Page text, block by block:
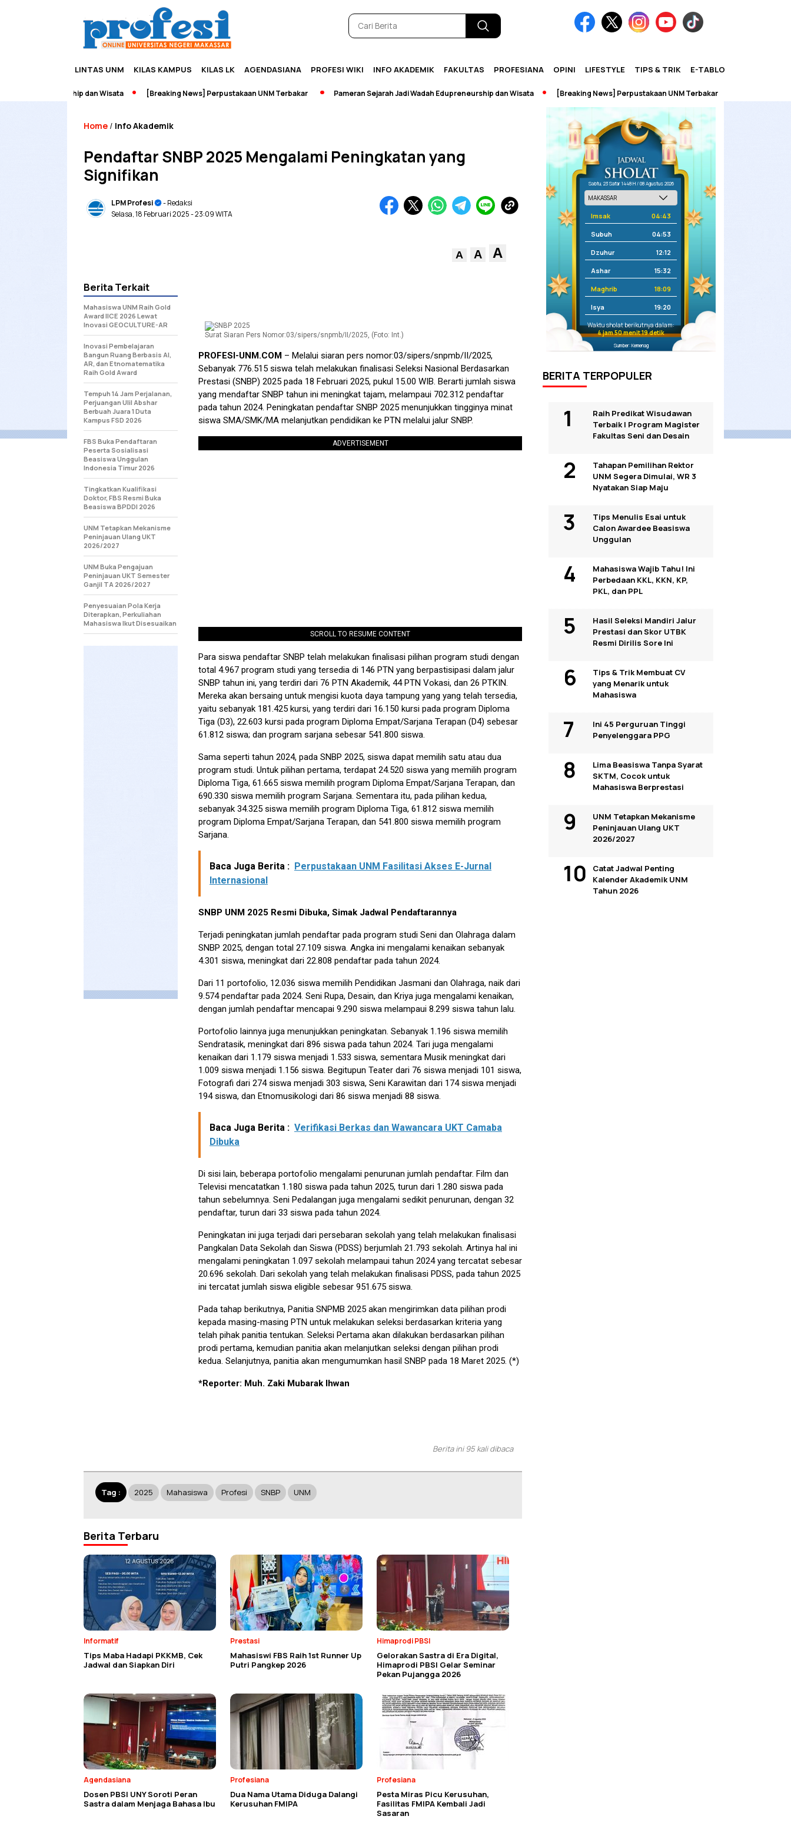
LINTAS UNM KILAS KAMPUS KILAS LK AGENDASIANA PROFESI WIKI INFO AKADEMIK FAKULTAS PROFESIANA OPINI LIFESTYLE TIPS & TRIK E-TABLOID
Edupreneurship dan Wisata [Breaking News] Perpustakaan UNM Terbakar Pameran Sejarah Jadi Wadah Edupreneurship dan Wisata [Breaking News] Perpustakaan UNM Terbakar
Home / Info Akademik
Pendaftar SNBP 2025 Mengalami Peningkatan yang
Signifikan
LPM Profesi
- Redaksi
Selasa, 18 Februari 2025- 23:09 WITA
A A A
Surat Siaran Pers Nomor:03/sipers/snpmb/II/2025, (Foto: Int.)
PROFESI-UNM.COM – Melalui siaran pers nomor:03/sipers/snpmb/II/2025,
Sebanyak 776.515 siswa telah melakukan finalisasi Seleksi Nasional Berdasarkan
Prestasi (SNBP) 2025 pada 18 Februari 2025, pukul 15.00 WIB. Berarti jumlah siswa
yang mendaftar SNBP tahun ini meningkat tajam, melampaui 702.312 pendaftar
pada tahun 2024. Peningkatan pendaftar SNBP 2025 menunjukkan tingginya minat
siswa SMA/SMK/MA melanjutkan pendidikan ke PTN melalui jalur SNBP.
ADVERTISEMENT
SCROLL TO RESUME CONTENT
Para siswa pendaftar SNBP telah melakukan finalisasi pilihan program studi dengan
total 4.967 program studi yang tersedia di 146 PTN yang berpastisipasi dalam jalur
SNBP tahun ini, yang terdiri dari 76 PTN Akademik, 44 PTN Vokasi, dan 26 PTKIN.
Mereka akan bersaing untuk mengisi kuota daya tampung yang yang telah tersedia,
yaitu sebanyak 181.425 kursi, yang terdiri dari 16.150 kursi pada program Diploma
Tiga (D3), 22.603 kursi pada program Diploma Empat/Sarjana Terapan (D4) sebesar
61.812 siswa; dan program sarjana sebesar 541.800 siswa.
Sama seperti tahun 2024, pada SNBP 2025, siswa dapat memilih satu atau dua
program studi. Untuk pilihan pertama, terdapat 24.520 siswa yang memilih program
Diploma Tiga, 61.665 siswa memilih program Diploma Empat/Sarjana Terapan, dan
690.330 siswa memilih program Sarjana. Sementara itu, pada pilihan kedua,
sebanyak 34.325 siswa memilih program Diploma Tiga, 61.812 siswa memilih
program Diploma Empat/Sarjana Terapan, dan 541.800 siswa memilih program
Sarjana.
Baca Juga Berita : Perpustakaan UNM Fasilitasi Akses E-Jurnal
Internasional
SNBP UNM 2025 Resmi Dibuka, Simak Jadwal Pendaftarannya
Terjadi peningkatan jumlah pendaftar pada program studi Seni dan Olahraga dalam
SNBP 2025, dengan total 27.109 siswa. Angka ini mengalami kenaikan sebanyak
4.301 siswa, meningkat dari 22.808 pendaftar pada tahun 2024.
Dari 11 portofolio, 12.036 siswa memilih Pendidikan Jasmani dan Olahraga, naik dari
9.574 pendaftar pada 2024. Seni Rupa, Desain, dan Kriya juga mengalami kenaikan,
dengan jumlah pendaftar mencapai 9.290 siswa melampaui 8.299 siswa tahun lalu.
Portofolio lainnya juga menunjukkan peningkatan. Sebanyak 1.196 siswa memilih
Sendratasik, meningkat dari 896 siswa pada tahun 2024. Tari juga mengalami
kenaikan dari 1.179 siswa menjadi 1.533 siswa, sementara Musik meningkat dari
1.009 siswa menjadi 1.156 siswa. Begitupun Teater dari 76 siswa menjadi 101 siswa,
Fotografi dari 274 siswa menjadi 303 siswa, Seni Karawitan dari 174 siswa menjadi
194 siswa, dan Etnomusikologi dari 86 siswa menjadi 88 siswa.
Baca Juga Berita : Verifikasi Berkas dan Wawancara UKT Camaba
Dibuka
Di sisi lain, beberapa portofolio mengalami penurunan jumlah pendaftar. Film dan
Televisi mencatatkan 1.180 siswa pada tahun 2025, turun dari 1.280 siswa pada
tahun sebelumnya. Seni Pedalangan juga mengalami sedikit penurunan, dengan 32
pendaftar, turun dari 33 siswa pada tahun 2024.
Peningkatan ini juga terjadi dari persebaran sekolah yang telah melakukan finalisasi
Pangkalan Data Sekolah dan Siswa (PDSS) berjumlah 21.793 sekolah. Artinya hal ini
mengalami peningkatan 1.097 sekolah melampaui tahun 2024 yang tercatat sebesar
20.696 sekolah. Dari sekolah yang telah melakukan finalisasi PDSS, pada tahun 2025
ini tercatat jumlah siswa eligible sebesar 951.675 siswa.
Pada tahap berikutnya, Panitia SNPMB 2025 akan mengirimkan data pilihan prodi
kepada masing-masing PTN untuk melakukan seleksi berdasarkan kriteria yang
telah pihak panitia tentukan. Seleksi Pertama akan dilakukan berdasarkan pilihan
prodi pertama, kemudian panitia akan melanjutkan seleksi dengan pilihan prodi
kedua. Selanjutnya, panitia akan mengumumkan hasil SNBP pada 18 Maret 2025. (*)
*Reporter: Muh. Zaki Mubarak Ihwan
Berita Terkait
Mahasiswa UNM Raih Gold
Award IICE 2026 Lewat
Inovasi GEOCULTURE-AR
Inovasi Pembelajaran
Bangun Ruang Berbasis AI,
AR, dan Etnomatematika
Raih Gold Award
Tempuh 14 Jam Perjalanan,
Perjuangan Ulil Abshar
Berbuah Juara 1 Duta
Kampus FSD 2026
FBS Buka Pendaftaran
Peserta Sosialisasi
Beasiswa Unggulan
Indonesia Timur 2026
Tingkatkan Kualifikasi
Doktor, FBS Resmi Buka
Beasiswa BPDDI 2026
UNM Tetapkan Mekanisme
Peninjauan Ulang UKT
2026/2027
UNM Buka Pengajuan
Peninjauan UKT Semester
Ganjil TA 2026/2027
Penyesuaian Pola Kerja
Diterapkan, Perkuliahan
Mahasiswa Ikut Disesuaikan
Berita ini 95 kali dibaca
Tag : 2025 Mahasiswa Profesi SNBP UNM
Berita Terbaru
Informatif
Tips Maba Hadapi PKKMB, Cek
Jadwal dan Siapkan Diri
Prestasi
Mahasiswi FBS Raih 1st Runner Up
Putri Pangkep 2026
Himaprodi PBSI
Gelorakan Sastra di Era Digital,
Himaprodi PBSI Gelar Seminar
Pekan Pujangga 2026
Agendasiana
Dosen PBSI UNY Soroti Peran
Sastra dalam Menjaga Bahasa Ibu
Profesiana
Dua Nama Utama Diduga Dalangi
Kerusuhan FMIPA
Profesiana
Pesta Miras Picu Kerusuhan,
Fasilitas FMIPA Kembali Jadi
Sasaran
Sabtu, 23 Safar 1448 H / 08 Agustus 2026
Imsak 04:43
Subuh 04:53
Dzuhur 12:12
Ashar 15:32
Maghrib 18:09
Isya 19:20
Waktu sholat berikutnya dalam:
4 jam 50 menit 18 detik
Sumber: Kemenag
BERITA TERPOPULER
Raih Predikat Wisudawan
Terbaik I Program Magister
Fakultas Seni dan Desain
Tahapan Pemilihan Rektor
UNM Segera Dimulai, WR 3
Nyatakan Siap Maju
Tips Menulis Esai untuk
Calon Awardee Beasiswa
Unggulan
Mahasiswa Wajib Tahu! Ini
Perbedaan KKL, KKN, KP,
PKL, dan PPL
Hasil Seleksi Mandiri Jalur
Prestasi dan Skor UTBK
Resmi Dirilis Sore Ini
Tips & Trik Membuat CV
yang Menarik untuk
Mahasiswa
Ini 45 Perguruan Tinggi
Penyelenggara PPG
Lima Beasiswa Tanpa Syarat
SKTM, Cocok untuk
Mahasiswa Berprestasi
UNM Tetapkan Mekanisme
Peninjauan Ulang UKT
2026/2027
Catat Jadwal Penting
Kalender Akademik UNM
Tahun 2026